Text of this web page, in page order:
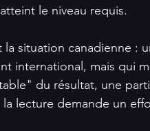
le niveau requis.
la situation canadienne :
international, mais qui
du résultat, une
lecture demande un